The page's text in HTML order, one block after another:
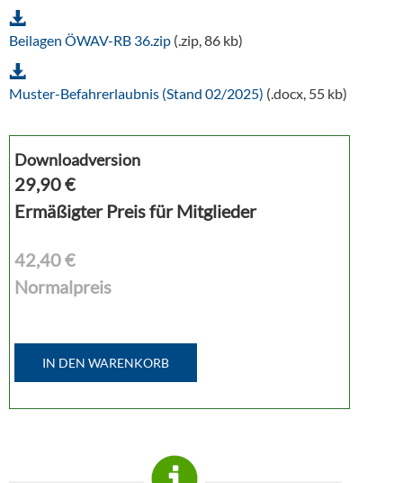
Beilagen ÖWAV-RB 36.zip (.zip, 86 kb)
Muster-Befahrerlaubnis (Stand 02/2025) (.docx, 55 kb)
Downloadversion
29,90€
Ermäßigter Preis für Mitglieder
42,40 €
Normalpreis
IN DEN WARENKORB